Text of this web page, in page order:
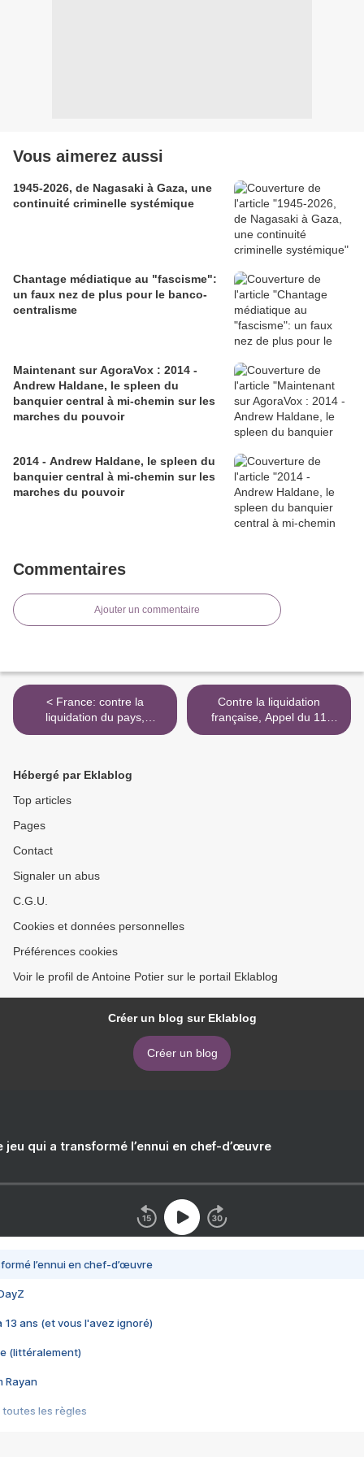
Vous aimerez aussi
1945-2026, de Nagasaki à Gaza, une
continuité criminelle systémique
Chantage médiatique au "fascisme":
un faux nez de plus pour le banco-
centralisme
Maintenant sur AgoraVox : 2014 -
Andrew Haldane, le spleen du
banquier central à mi-chemin sur les
marches du pouvoir
2014 - Andrew Haldane, le spleen du
banquier central à mi-chemin sur les
marches du pouvoir
Commentaires
Ajouter un commentaire
< France: contre la
liquidation du pays,
continuer le combat!
Contre la liquidation
française, Appel du 11
Juillet: le débat sur VLR >
Hébergé par Eklablog
Top articles
Pages
Contact
Signaler un abus
C.G.U.
Cookies et données personnelles
Préférences cookies
Voir le profil de Antoine Potier sur le portail Eklablog
Créer un blog sur Eklablog
Créer un blog
jeu qui a transformé l’ennui en chef-d’œuvre
l’ennui en chef-d’œuvre
13 ans (et vous l'avez ignoré)
(littéralement)
Rayan
toutes les règles